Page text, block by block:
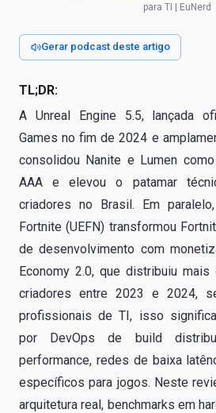
para TI | EuNerd
Gerar podcast deste artigo
TL;DR:
A Unreal Engine 5.5, lançada
Games no fim de 2024 e
consolidou Nanite e Lumen
AAA e elevou o patamar
criadores no Brasil. Em
Fortnite (UEFN) transformou
de desenvolvimento com
Economy 2.0, que distribuiu
criadores entre 2023 e 2024,
profissionais de TI, isso
por DevOps de build
performance, redes de baixa
específicos para jogos. Neste
arquitetura real, benchmarks em